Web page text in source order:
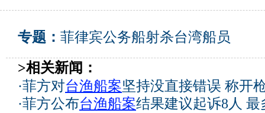
专题： 菲律宾公务船射杀台湾船员
>相关新闻：
·菲方对台渔船案坚持没直接错误 称开
·菲方公布台渔船案结果建议起诉8人 最